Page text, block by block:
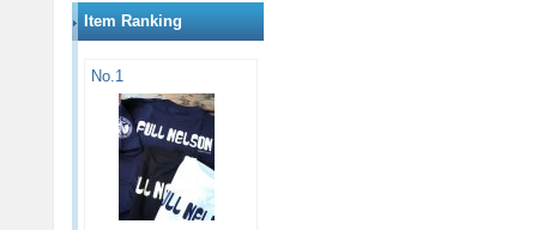
Item Ranking
No.1